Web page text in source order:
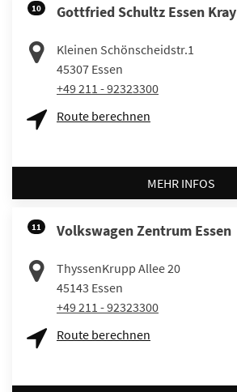
10 Gottfried Schultz Essen Kray
Kleinen Schönscheidstr.1
45307 Essen
+49 211 - 92323300
Route berechnen
MEHR INFOS
11 Volkswagen Zentrum Essen
ThyssenKrupp Allee 20
45143 Essen
+49 211 - 92323300
Route berechnen